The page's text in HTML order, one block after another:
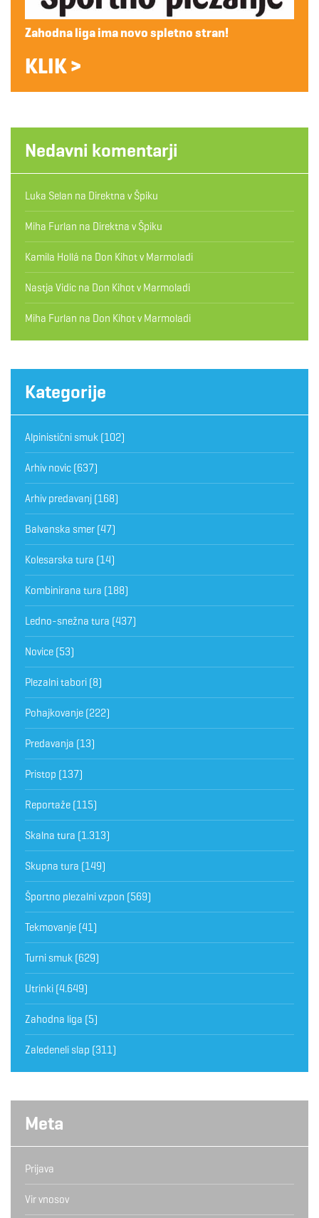
Zahodna liga ima novo spletno stran!
KLIK >
Nedavni komentarji
Luka Selan na Direktna v Špiku
Miha Furlan na Direktna v Špiku
Kamila Hollá na Don Kihot v Marmoladi
Nastja Vidic na Don Kihot v Marmoladi
Miha Furlan na Don Kihot v Marmoladi
Kategorije
Alpinistični smuk (102)
Arhiv novic (637)
Arhiv predavanj (168)
Balvanska smer (47)
Kolesarska tura (14)
Kombinirana tura (188)
Ledno-snežna tura (437)
Novice (53)
Plezalni tabori (8)
Pohajkovanje (222)
Predavanja (13)
Pristop (137)
Reportaže (115)
Skalna tura (1.313)
Skupna tura (149)
Športno plezalni vzpon (569)
Tekmovanje (41)
Turni smuk (629)
Utrinki (4.649)
Zahodna liga (5)
Zaledeneli slap (311)
Meta
Prijava
Vir vnosov